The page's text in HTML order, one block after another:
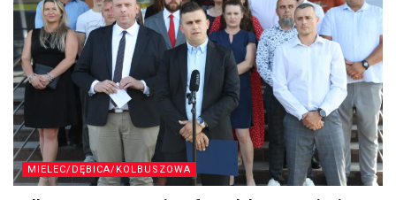
MIELEC/DĘBICA/KOLBUSZOWA